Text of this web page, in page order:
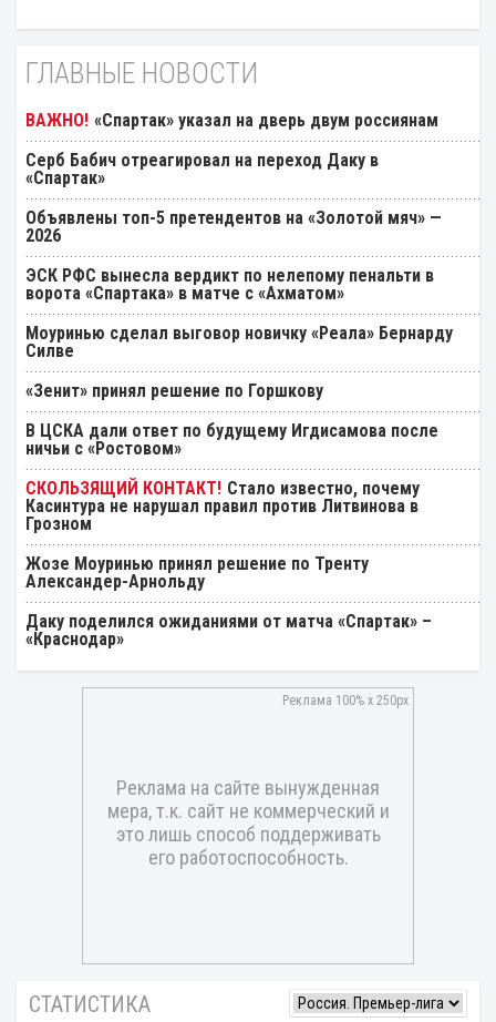
ГЛАВНЫЕ НОВОСТИ
«Спартак» указал на дверь двум россиянам
Серб Бабич отреагировал на переход Даку в
«Спартак»
Объявлены топ-5 претендентов на «Золотой мяч» —
2026
ЭСК РФС вынесла вердикт по нелепому пенальти в
ворота «Спартака» в матче с «Ахматом»
Моуринью сделал выговор новичку «Реала» Бернарду
Силве
«Зенит» принял решение по Горшкову
В ЦСКА дали ответ по будущему Игдисамова после
ничьи с «Ростовом»
Стало известно, почему
Касинтура не нарушал правил против Литвинова в
Грозном
Жозе Моуринью принял решение по Тренту
Александер-Арнольду
Даку поделился ожиданиями от матча «Спартак» –
«Краснодар»